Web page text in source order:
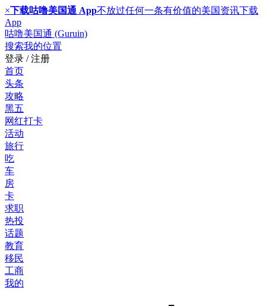
×下载咕噜美国通 App不放过任何一条有价值的美国资讯下载
App
咕噜美国通 (Guruin)
搜索我的位置
登录 / 注册
首页
头条
攻略
黑五
网红打卡
活动
旅行
吃
车
房
卡
求职
热投
话题
教育
移民
工商
我的